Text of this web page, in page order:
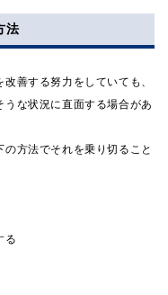
法
善する努力をしていても、
な状況に直面する場合があ
方法でそれを乗り切ること
る